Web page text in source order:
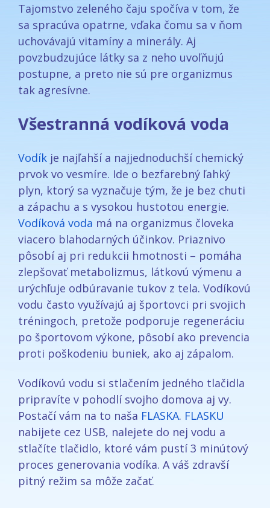
Tajomstvo zeleného čaju spočíva v tom, že
sa spracúva opatrne, vďaka čomu sa v ňom
uchovávajú vitamíny a minerály. Aj
povzbudzujúce látky sa z neho uvoľňujú
postupne, a preto nie sú pre organizmus
tak agresívne.
Všestranná vodíková voda
Vodík je najľahší a najjednoduchší chemický
prvok vo vesmíre. Ide o bezfarebný ľahký
plyn, ktorý sa vyznačuje tým, že je bez chuti
a zápachu a s vysokou hustotou energie.
Vodíková voda má na organizmus človeka
viacero blahodarných účinkov. Priaznivo
pôsobí aj pri redukcii hmotnosti – pomáha
zlepšovať metabolizmus, látkovú výmenu a
urýchľuje odbúravanie tukov z tela. Vodíkovú
vodu často využívajú aj športovci pri svojich
tréningoch, pretože podporuje regeneráciu
po športovom výkone, pôsobí ako prevencia
proti poškodeniu buniek, ako aj zápalom.
Vodíkovú vodu si stlačením jedného tlačidla
pripravíte v pohodlí svojho domova aj vy.
Postačí vám na to naša FLASKA. FLASKU
nabijete cez USB, nalejete do nej vodu a
stlačíte tlačidlo, ktoré vám pustí 3 minútový
proces generovania vodíka. A váš zdravší
pitný režim sa môže začať.